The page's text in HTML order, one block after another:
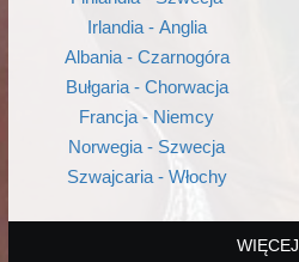
Irlandia - Anglia
Albania - Czarnogóra
Bułgaria - Chorwacja
Francja - Niemcy
Norwegia - Szwecja
Szwajcaria - Włochy
WIĘCEJ